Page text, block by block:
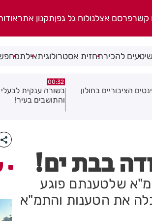
קשרפרסם אצלנולוח גל גפןתקנון אתר
טעים להכירתחזית אסטרולוגיתאילת
לבעלי העסקים
06.08.26
תושב בת ים נעצר
של צעירה בת 18
בבת ים!
שלטענתם פוגע
את הטענות והתמ"א